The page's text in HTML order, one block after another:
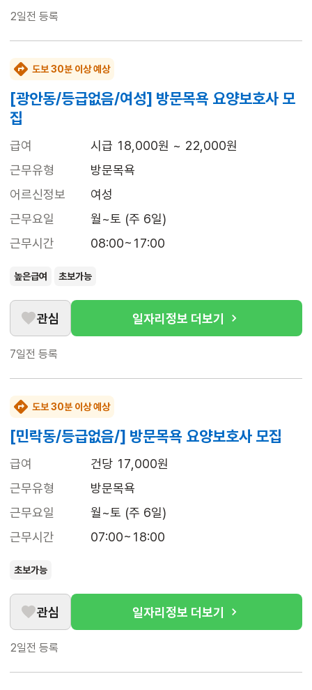
2일전 등록
도보 30분 이상 예상
[광안동/등급없음/여성] 방문목욕 요양보호사 모
집
급여
시급 18,000원 ~ 22,000원
근무유형
방문목욕
어르신정보
여성
근무요일
월~토 (주 6일)
근무시간
08:00~17:00
높은급여 초보가능
관심 일자리정보 더보기
7일전 등록
도보 30분 이상 예상
[민락동/등급없음/] 방문목욕 요양보호사 모집
급여
건당 17,000원
근무유형
방문목욕
근무요일
월~토 (주 6일)
근무시간
07:00~18:00
초보가능
관심 일자리정보 더보기
2일전 등록